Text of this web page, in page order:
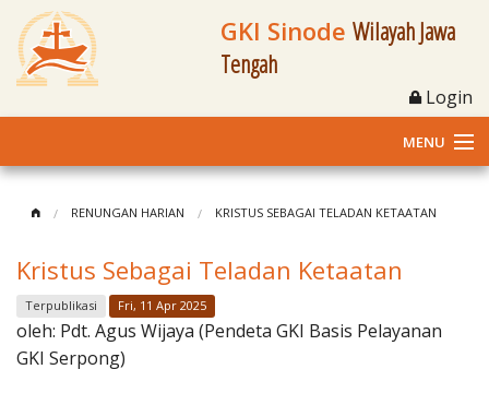
GKI Sinode Wilayah Jawa
Tengah
Login
MENU
Klasis dan Jemaat
Berita Kegiatan
RENUNGAN HARIAN KRISTUS SEBAGAI TELADAN KETAATAN
Kristus Sebagai Teladan Ketaatan
Terpublikasi Fri, 11 Apr 2025
oleh: Pdt. Agus Wijaya (Pendeta GKI Basis Pelayanan
GKI Serpong)